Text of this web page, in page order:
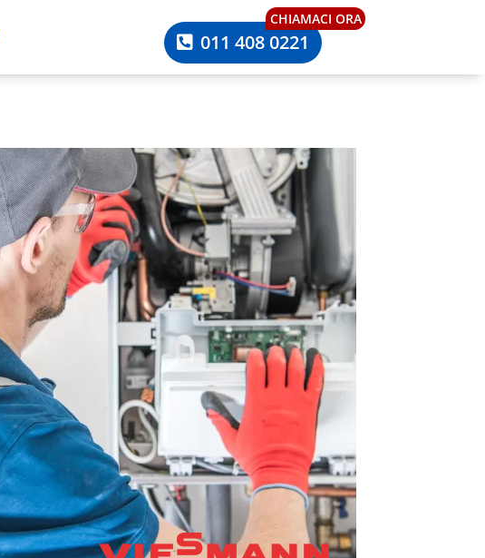
011 408 0221
CHIAMACI ORA